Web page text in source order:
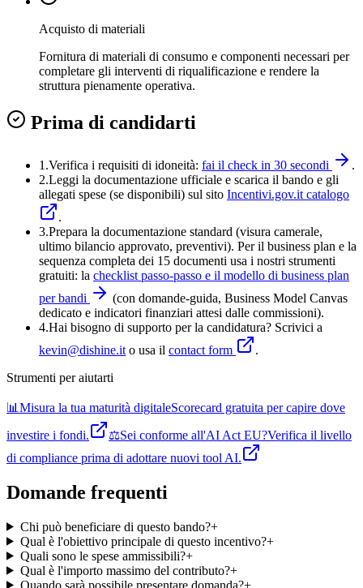
Acquisto di materiali
Fornitura di materiali di consumo e componenti necessari per
completare gli interventi di riqualificazione e rendere la
struttura pienamente operativa.
Prima di candidarti
1.Verifica i requisiti di idoneità: fai il check in 30 secondi
.
2.Leggi la documentazione ufficiale e scarica il bando e gli
allegati spese (se disponibili) sul sito Incentivi.gov.it catalogo
.
3.Prepara la documentazione standard (visura camerale,
ultimo bilancio approvato, preventivi). Per il business plan e la
sequenza completa dei 15 documenti usa i nostri strumenti
gratuiti: la checklist passo-passo e il modello di business plan
per bandi
(con domande-guida, Business Model Canvas
dedicato e indicatori finanziari attesi dalle commissioni).
4.Hai bisogno di supporto per la candidatura? Scrivici a
kevin@dishine.it o usa il contact form
.
Strumenti per aiutarti
📊 Misura la tua maturità digitaleScorecard gratuita per capire dove
investire i fondi.
⚖️Sei conforme all'AI Act EU?Verifica il livello
di compliance prima di adottare nuovi tool AI.
Domande frequenti
Chi può beneficiare di questo bando?+
Qual è l'obiettivo principale di questo incentivo?+
Quali sono le spese ammissibili?+
Qual è l'importo massimo del contributo?+
Quando sarà possibile presentare domanda?+